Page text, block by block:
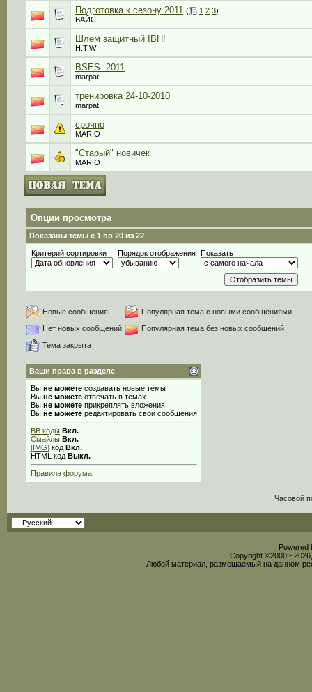
Подготовка к сезону 2011 ( 1 2 3)
ВАЙС
Шлем защитный IBH!
H.T.W
BSES -2011
marpat
тренировка 24-10-2010
marpat
срочно
MARIO
"Старый" новичек
MARIO
Опции просмотра
Показаны темы с 1 по 20 из 22
Критерий сортировки Порядок отображения Показать
Новые сообщения
Популярная тема с новыми сообщениями
Нет новых сообщений
Популярная тема без новых сообщений
Тема закрыта
Ваши права в разделе
Вы не можете создавать новые темы
Вы не можете отвечать в темах
Вы не можете прикреплять вложения
Вы не можете редактировать свои сообщения
BB коды Вкл.
Смайлы Вкл.
[IMG] код Вкл.
HTML код Выкл.
Правила форума
Часовой
Powered
Copyright ©2000 -
Любой материал, размещаемый на данном